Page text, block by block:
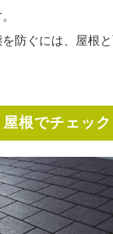
を防ぐには、屋根
根でチェッ